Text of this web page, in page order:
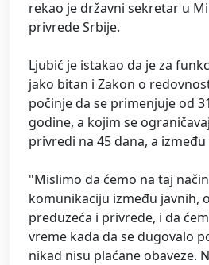
rekao je državni sekretar u
privrede Srbije.
Ljubić je istakao da je za
jako bitan i Zakon o
počinje da se primenjuje od
godine, a kojim se
privredi na 45 dana, a
"Mislimo da ćemo na taj
komunikaciju između javnih,
preduzeća i privrede, i da
vreme kada da se dugovalo
nikad nisu plaćane obaveze.